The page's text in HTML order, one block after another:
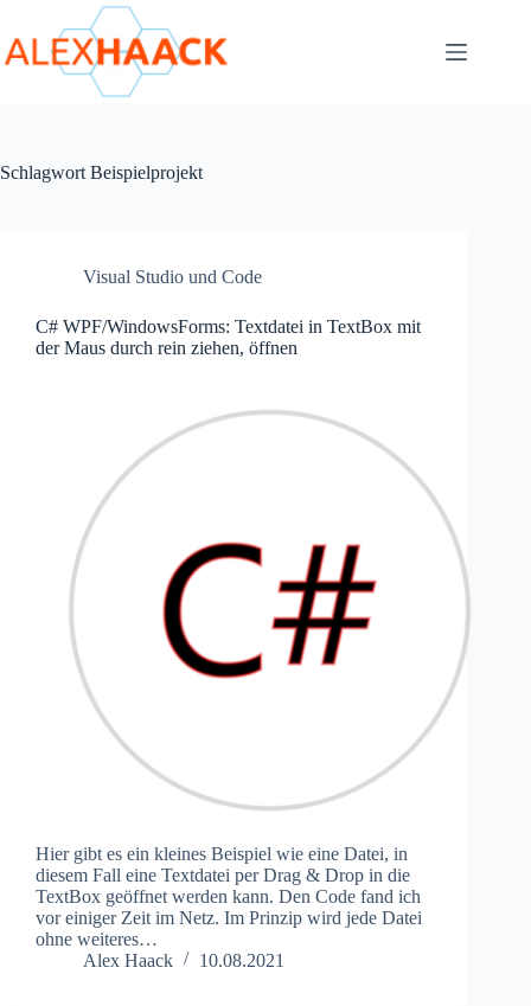
springen
Schlagwort Beispielprojekt
Visual Studio und Code
C# WPF/WindowsForms: Textdatei in TextBox mit
der Maus durch rein ziehen, öffnen
Hier gibt es ein kleines Beispiel wie eine Datei, in
diesem Fall eine Textdatei per Drag & Drop in die
TextBox geöffnet werden kann. Den Code fand ich
vor einiger Zeit im Netz. Im Prinzip wird jede Datei
ohne weiteres…
Alex Haack
10.08.2021